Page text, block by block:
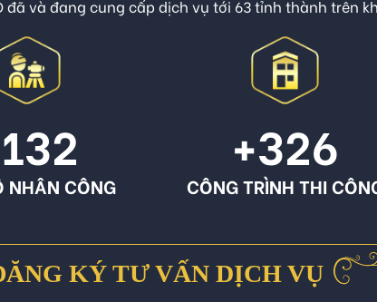
đã và đang cung cấp dịch vụ tới 63 tỉnh thành trên
NHÂN CÔNG
+326
CÔNG TRÌNH THI
KÝ TƯ VẤN DỊCH VỤ